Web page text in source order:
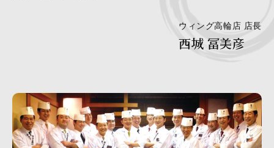
ウィング高輪店 店長
西城 冨美彦